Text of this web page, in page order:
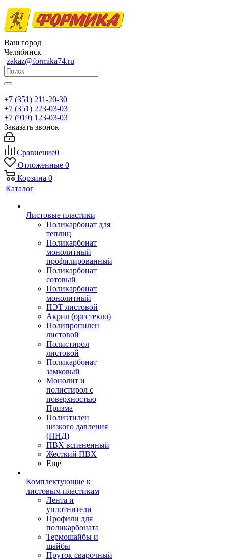
Ваш город
Челябинск
zakaz@formika74.ru
+7 (351) 211-20-30
+7 (351) 223-03-03
+7 (919) 123-03-03
Заказать звонок
Сравнение0
Отложенные 0
Корзина 0
Каталог
Листовые пластики
Поликарбонат для
теплиц
Поликарбонат
монолитный
профилированный
Поликарбонат
сотовый
Поликарбонат
монолитный
ПЭТ листовой
Акрил (оргстекло)
Полипропилен
листовой
Полистирол
листовой
Поликарбонат
замковый
Монолит и
полистирол с
поверхностью
Призма
Полиэтилен
низкого давления
(ПНД)
ПВХ вспененный
Жесткий ПВХ
Ещё
Комплектующие к
листовым пластикам
Лента и
уплотнители
Профили для
поликарбоната
Термошайбы и
шайбы
Пруток сварочный